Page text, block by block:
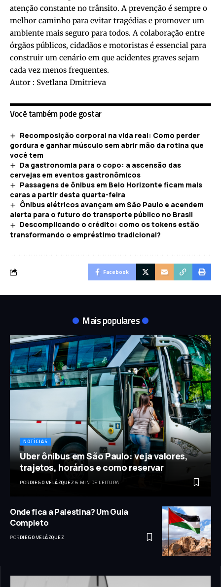
atenção constante no trânsito. A prevenção é sempre o
melhor caminho para evitar tragédias e promover um
ambiente mais seguro para todos. A colaboração entre
órgãos públicos, cidadãos e motoristas é essencial para
construir um cenário em que acidentes graves sejam
cada vez menos frequentes.
Autor : Svetlana Dmitrieva
Você também pode gostar
Recomposição corporal na vida real: Como perder
gordura e ganhar músculo sem abrir mão da rotina que
você tem
Da gastronomia para o copo: a ascensão das
cervejas em eventos gastronômicos
Passagens de ônibus em Belo Horizonte ficam mais
caras a partir desta quarta-feira
Ônibus elétricos avançam em São Paulo e acendem
alerta para o futuro do transporte público no Brasil
Descomplicando o crédito: como os tokens estão
transformando o empréstimo tradicional?
Facebook
Mais populares
NOTÍCIAS
Uber ônibus em São Paulo: veja valores,
trajetos, horários e como reservar
PORDIEGO VELÁZQUEZ 6 MIN DE LEITURA
Onde fica a Palestina? Um Guia
Completo
PORDIEGO VELÁZQUEZ